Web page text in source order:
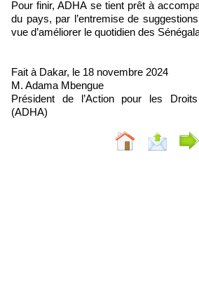
Pour finir, ADHA se tient prêt à
du pays, par l’entremise de
vue d’améliorer le quotidien des
Fait à Dakar, le 18 novembre 2024
M. Adama Mbengue
Président de l’Action pour les
(ADHA)